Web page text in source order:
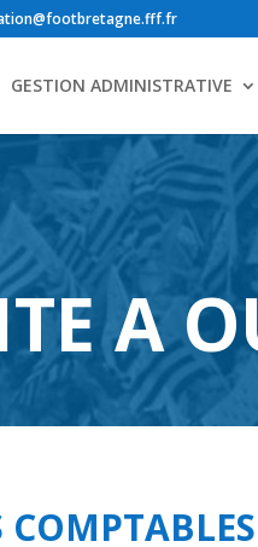
GESTION ADMINISTRATIVE
A